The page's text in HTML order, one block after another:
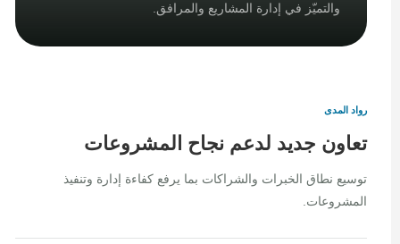
والتميّز في إدارة المشاريع والمرافق.
رواد المدى
تعاون جديد لدعم نجاح المشروعات
توسيع نطاق الخبرات والشراكات بما يرفع كفاءة إدارة وتنفيذ
المشروعات.